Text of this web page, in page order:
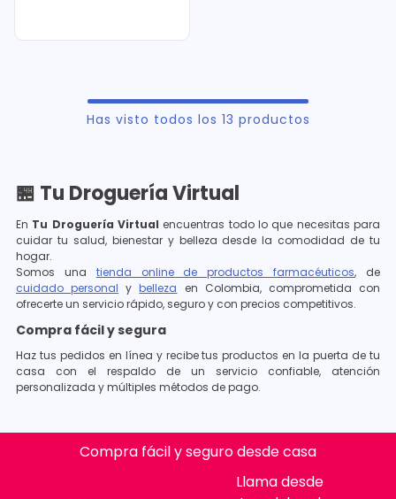
Has visto todos los 13 productos
🏪 Tu Droguería Virtual
En Tu Droguería Virtual encuentras todo lo que necesitas para
cuidar tu salud, bienestar y belleza desde la comodidad de tu
hogar.
Somos una tienda online de productos farmacéuticos, de
cuidado personal ybelleza en Colombia, comprometida con
ofrecerte un servicio rápido, seguro y con precios competitivos.
Compra fácil y segura
Haz tus pedidos en línea y recibe tus productos en la puerta de tu
casa con el respaldo de un servicio confiable, atención
personalizada y múltiples métodos de pago.
Compra fácil y seguro desde casa
Llama desde